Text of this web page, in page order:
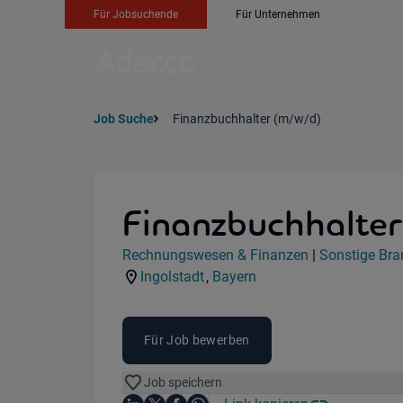
Für Jobsuchende Für Unternehmen
Job Suche Finanzbuchhalter (m/w/d)
Jobdetails
Kategorie:
Rechnungswesen & Finanzen |
Industry:
Sonstige
Standorte:
Ingolstadt,
Region:
Bayern
Für Job bewerben
Job speichern